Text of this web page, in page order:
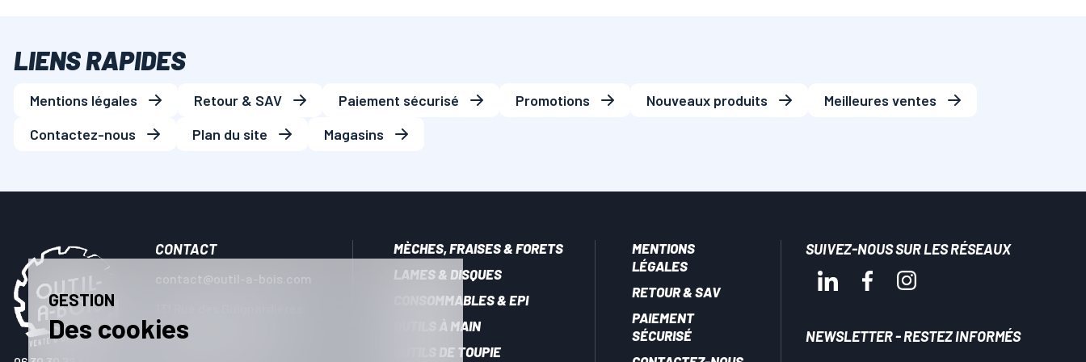
LIENS RAPIDES
Mentions légales Retour & SAV Paiement sécurisé Promotions Nouveaux produits
Meilleures ventes
Contactez-nous
Plan du site Magasins
CONTACT
contact@outil-a-bois.com
ZA La Dauniere
MÈCHES, FRAISES & FORETS
LAMES & DISQUES
CONSOMMABLES & EPI
OUTILS À MAIN
OUTILS DE TOUPIE
MENTIONS
LÉGALES
RETOUR & SAV
PAIEMENT
SÉCURISÉ
SUIVEZ-NOUS SUR LES RÉSEAUX
NEWSLETTER - RESTEZ INFORMÉS
GESTION
Des cookies